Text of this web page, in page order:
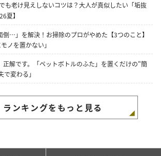
も老け見えしないコツは？大人が真似したい「垢抜
夏】
倒…」を解決！お掃除のプロがやめた【3つのこと】
ノを置かない」
正解です。「ペットボトルのふた」を置くだけの"簡
変わる」
ランキングをもっと見る